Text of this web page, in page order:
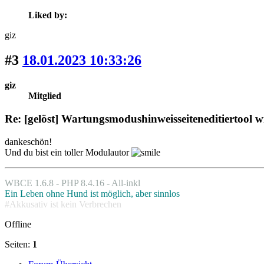
Liked by:
giz
#3 18.01.2023 10:33:26
giz
Mitglied
Re: [gelöst] Wartungsmodus­hinweisseiten­editiertool
dankeschön!
Und du bist ein toller Modulautor
WBCE 1.6.8 - PHP 8.4.16 - All-inkl
Ein Leben ohne Hund ist möglich, aber sinnlos
#Akkusativ ist kein Verbrechen
Offline
Seiten: 1